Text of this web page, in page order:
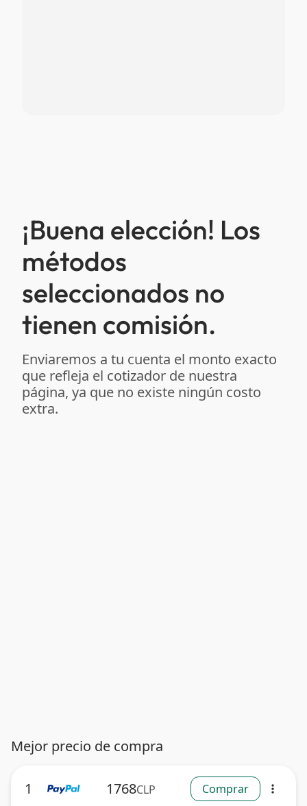
¡Buena elección! Los
métodos
seleccionados no
tienen comisión.
Enviaremos a tu cuenta el monto exacto
que refleja el cotizador de nuestra
página, ya que no existe ningún costo
extra.
Mejor precio de compra
1 1768CLP Comprar more_vert